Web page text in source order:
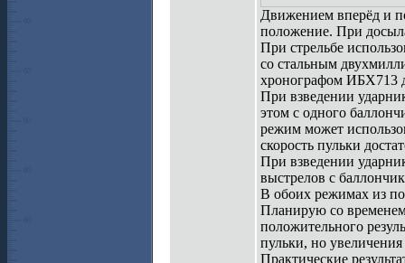
Движением вперёд и
положение. При
При стрельбе
со стальным
хронографом ИБХ713
При взведении
этом с одного
режим может
скорость пульки
При взведении
выстрелов с
В обоих режимах из
Планирую со временем
положительного
пульки, но
Практические